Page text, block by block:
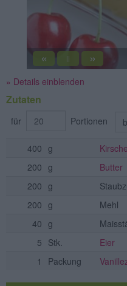
« || »
» Details einblenden
Zutaten
für Portionen
400 g
200 g
Butter
200 g
200 g
Mehl
40 g
5 Stk.
Eier
1
Packung